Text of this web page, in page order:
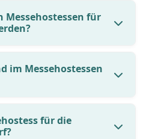
für
im Messehostessen
für die